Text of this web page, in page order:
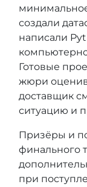
создали
написали
Готовые
жюри
доставщик
ситуацию и
Призёры и
финального
при